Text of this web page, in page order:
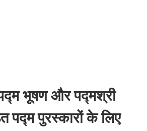
भूषण और पद्मश्री
पद्म पुरस्कारों के लिए